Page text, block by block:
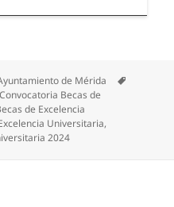
de Mérida
Convocatoria Becas de
de Excelencia
Universitaria,
2024